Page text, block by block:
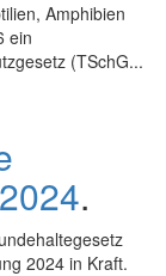
Amphibien
ein
(TSchG...
.
2024 in Kraft.